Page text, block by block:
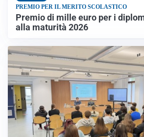
PREMIO PER IL MERITO SCOLASTICO
Premio di mille euro per i
alla maturità 2026